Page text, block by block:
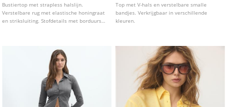
Bustiertop met strapless halslijn.
Verstelbare rug met elastische honingraat
en striksluiting. Stofdetails met borduursel
Top met V-hals en verstelbare smalle
bandjes. Verkrijgbaar in verschillende
kleuren.